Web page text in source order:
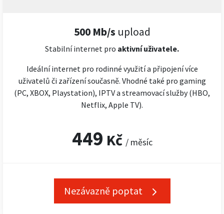
500 Mb/s upload
Stabilní internet pro aktivní uživatele.
Ideální internet pro rodinné využití a připojení více
uživatelů či zařízení současně. Vhodné také pro gaming
(PC, XBOX, Playstation), IPTV a streamovací služby (HBO,
Netflix, Apple TV).
449 Kč / měsíc
Nezávazně poptat